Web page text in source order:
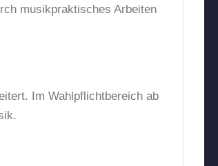
musikpraktisches Arbeiten
Im Wahlpflichtbereich ab